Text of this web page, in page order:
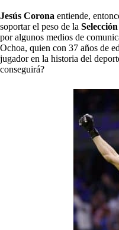
Jesús Corona entiende,
soportar el peso de la
por algunos medios de
Ochoa, quien con 37 años de
jugador en la historia del
conseguirá?